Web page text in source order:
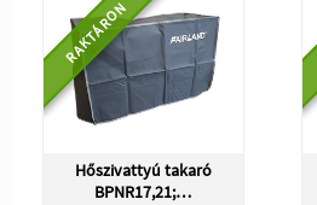
RAKTÁRON
Hőszivattyú takaró
BPNR17,21;…